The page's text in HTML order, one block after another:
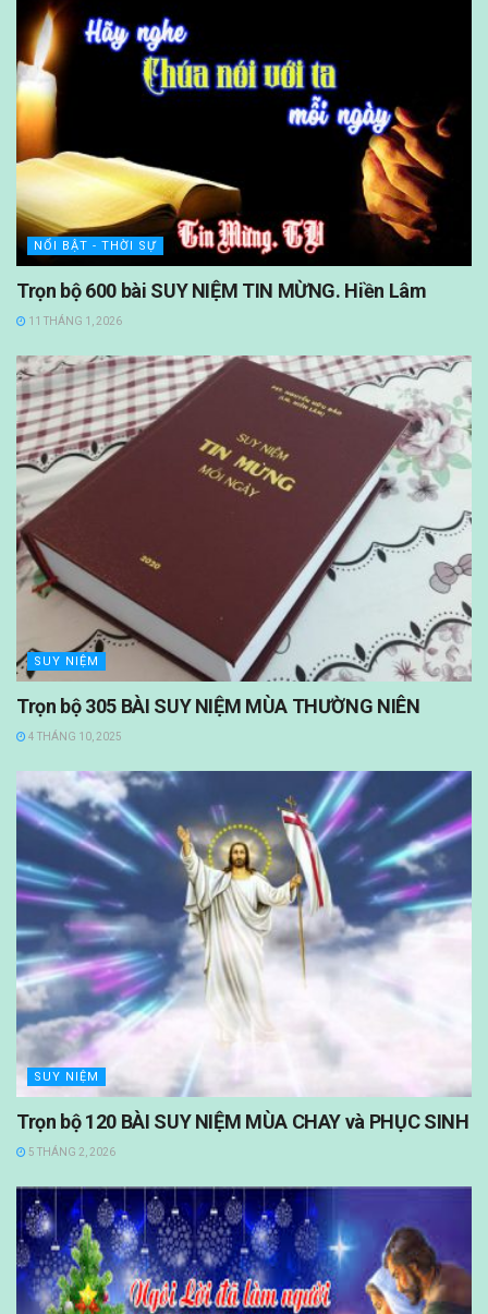
NỔI BẬT - THỜI SỰ
Trọn bộ 600 bài SUY NIỆM TIN MỪNG. Hiền Lâm
11 THÁNG 1, 2026
SUY NIỆM
Trọn bộ 305 BÀI SUY NIỆM MÙA THƯỜNG NIÊN
4 THÁNG 10, 2025
SUY NIỆM
Trọn bộ 120 BÀI SUY NIỆM MÙA CHAY và PHỤC SINH
5 THÁNG 2, 2026